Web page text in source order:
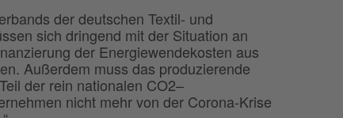
der deutschen Textil- und
sich dringend mit der Situation an
der Energiewendekosten aus
Außerdem muss das produzierende
der rein nationalen CO2–
nicht mehr von der Corona-Krise